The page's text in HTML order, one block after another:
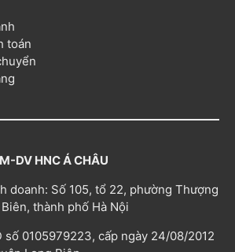
toán
DV HNC Á CHÂU
doanh: Số 105, tổ 22, phường Thượng
thành phố Hà Nội
số 0105979223, cấp ngày 24/08/2012